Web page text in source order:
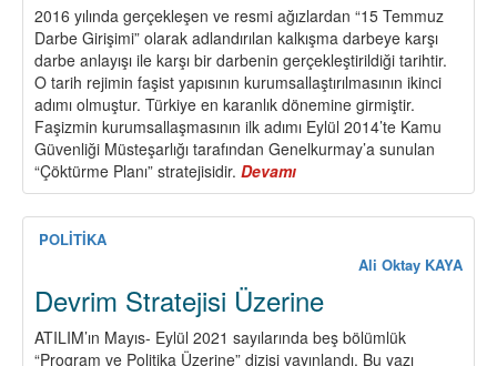
2016 yılında gerçekleşen ve resmi ağızlardan “15 Temmuz
Darbe Girişimi” olarak adlandırılan kalkışma darbeye karşı
darbe anlayışı ile karşı bir darbenin gerçekleştirildiği tarihtir.
O tarih rejimin faşist yapısının kurumsallaştırılmasının ikinci
adımı olmuştur. Türkiye en karanlık dönemine girmiştir.
Faşizmin kurumsallaşmasının ilk adımı Eylül 2014’te Kamu
Güvenliği Müsteşarlığı tarafından Genelkurmay’a sunulan
“Çöktürme Planı” stratejisidir. Devamı
15
Temmuz
Aydınlanacaktır
POLİTİKA
Ali Oktay KAYA
Devrim Stratejisi Üzerine
ATILIM’ın Mayıs- Eylül 2021 sayılarında beş bölümlük
“Program ve Politika Üzerine” dizisi yayınlandı. Bu yazı